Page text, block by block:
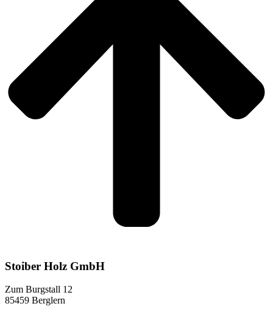
Stoiber Holz GmbH
Zum Burgstall 12
85459 Berglern